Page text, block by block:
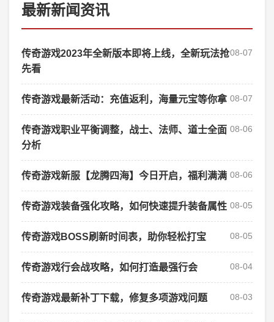
最新新闻资讯
传奇游戏2023年全新版本即将上线，全新玩法抢
先看
08-07
传奇游戏最新活动：充值返利，海量元宝等你拿 08-07
传奇游戏职业平衡调整，战士、法师、道士全面
分析
08-06
传奇游戏新服【龙腾四海】今日开启，福利满满 08-06
传奇游戏装备强化攻略，如何快速提升装备属性 08-05
传奇游戏BOSS刷新时间表，助你轻松打宝 08-05
传奇游戏行会战攻略，如何打造最强行会 08-04
传奇游戏最新补丁下载，修复多项游戏问题 08-03